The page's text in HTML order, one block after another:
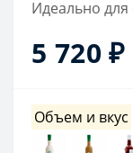
Идеально для
5 720 ₽
Объем и вкус